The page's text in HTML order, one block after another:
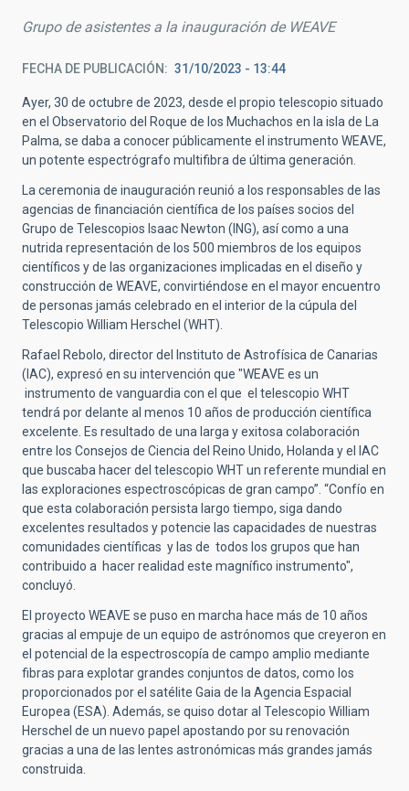
Grupo de asistentes a la inauguración de WEAVE
FECHA DE PUBLICACIÓN 31/10/2023 - 13:44
Ayer, 30 de octubre de 2023, desde el propio telescopio situado
en el Observatorio del Roque de los Muchachos en la isla de La
Palma, se daba a conocer públicamente el instrumento WEAVE,
un potente espectrógrafo multifibra de última generación.
La ceremonia de inauguración reunió a los responsables de las
agencias de financiación científica de los países socios del
Grupo de Telescopios Isaac Newton (ING), así como a una
nutrida representación de los 500 miembros de los equipos
científicos y de las organizaciones implicadas en el diseño y
construcción de WEAVE, convirtiéndose en el mayor encuentro
de personas jamás celebrado en el interior de la cúpula del
Telescopio William Herschel (WHT).
Rafael Rebolo, director del Instituto de Astrofísica de Canarias
(IAC), expresó en su intervención que "WEAVE es un
instrumento de vanguardia con el que el telescopio WHT
tendrá por delante al menos 10 años de producción científica
excelente. Es resultado de una larga y exitosa colaboración
entre los Consejos de Ciencia del Reino Unido, Holanda y el IAC
que buscaba hacer del telescopio WHT un referente mundial en
las exploraciones espectroscópicas de gran campo”. “Confío en
que esta colaboración persista largo tiempo, siga dando
excelentes resultados y potencie las capacidades de nuestras
comunidades científicas y las de todos los grupos que han
contribuido a hacer realidad este magnífico instrumento",
concluyó.
El proyecto WEAVE se puso en marcha hace más de 10 años
gracias al empuje de un equipo de astrónomos que creyeron en
el potencial de la espectroscopía de campo amplio mediante
fibras para explotar grandes conjuntos de datos, como los
proporcionados por el satélite Gaia de la Agencia Espacial
Europea (ESA). Además, se quiso dotar al Telescopio William
Herschel de un nuevo papel apostando por su renovación
gracias a una de las lentes astronómicas más grandes jamás
construida.